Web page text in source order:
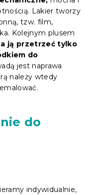
Lakier tworzy
tzw. film,
Kolejnym plusem
ją przetrzeć tylko
do
jest naprawa
należy wtedy
do
indywidualnie,